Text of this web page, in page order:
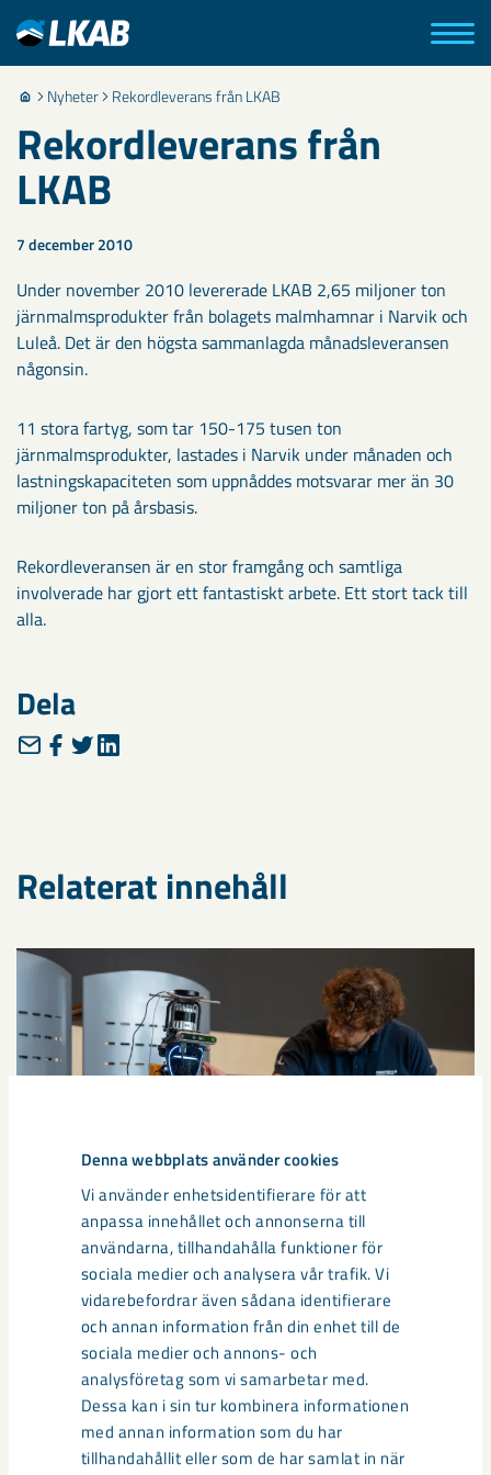
Denna webbplats använder cookies
Vi använder enhetsidentifierare för att
anpassa innehållet och annonserna till
användarna, tillhandahålla funktioner för
sociala medier och analysera vår trafik. Vi
vidarebefordrar även sådana identifierare
och annan information från din enhet till de
sociala medier och annons- och
analysföretag som vi samarbetar med.
Dessa kan i sin tur kombinera informationen
med annan information som du har
tillhandahållit eller som de har samlat in när
Nyheter Rekordleverans från LKAB
Rekordleverans från
LKAB
7 december 2010
Under november 2010 levererade LKAB 2,65 miljoner ton
järnmalmsprodukter från bolagets malmhamnar i Narvik och
Luleå. Det är den högsta sammanlagda månadsleveransen
någonsin.
11 stora fartyg, som tar 150-175 tusen ton
järnmalmsprodukter, lastades i Narvik under månaden och
lastningskapaciteten som uppnåddes motsvarar mer än 30
miljoner ton på årsbasis.
Rekordleveransen är en stor framgång och samtliga
involverade har gjort ett fantastiskt arbete. Ett stort tack till
alla.
Dela
Relaterat innehåll
Så kan humanoida robotar öka
säkerheten i framtidens gruva
Utvecklingen av humanoida robotar, människoliknande
robotar med armar och ben, går snabbt. I takt med att
tekniken blir alltmer avancerad ...